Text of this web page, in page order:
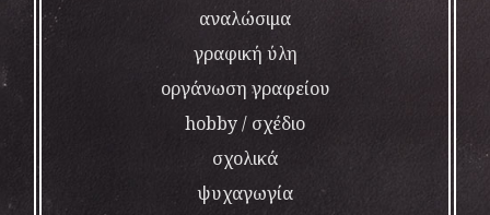
αναλώσιμα
γραφική ύλη
οργάνωση γραφείου
hobby / σχέδιο
σχολικά
ψυχαγωγία